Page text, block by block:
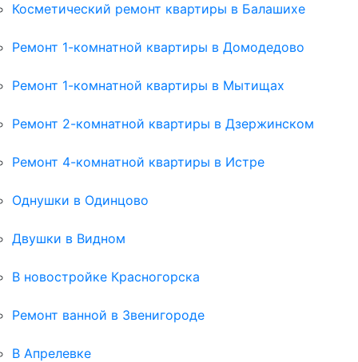
Косметический ремонт квартиры в Балашихе
Ремонт 1-комнатной квартиры в Домодедово
Ремонт 1-комнатной квартиры в Мытищах
Ремонт 2-комнатной квартиры в Дзержинском
Ремонт 4-комнатной квартиры в Истре
Однушки в Одинцово
Двушки в Видном
В новостройке Красногорска
Ремонт ванной в Звенигороде
В Апрелевке